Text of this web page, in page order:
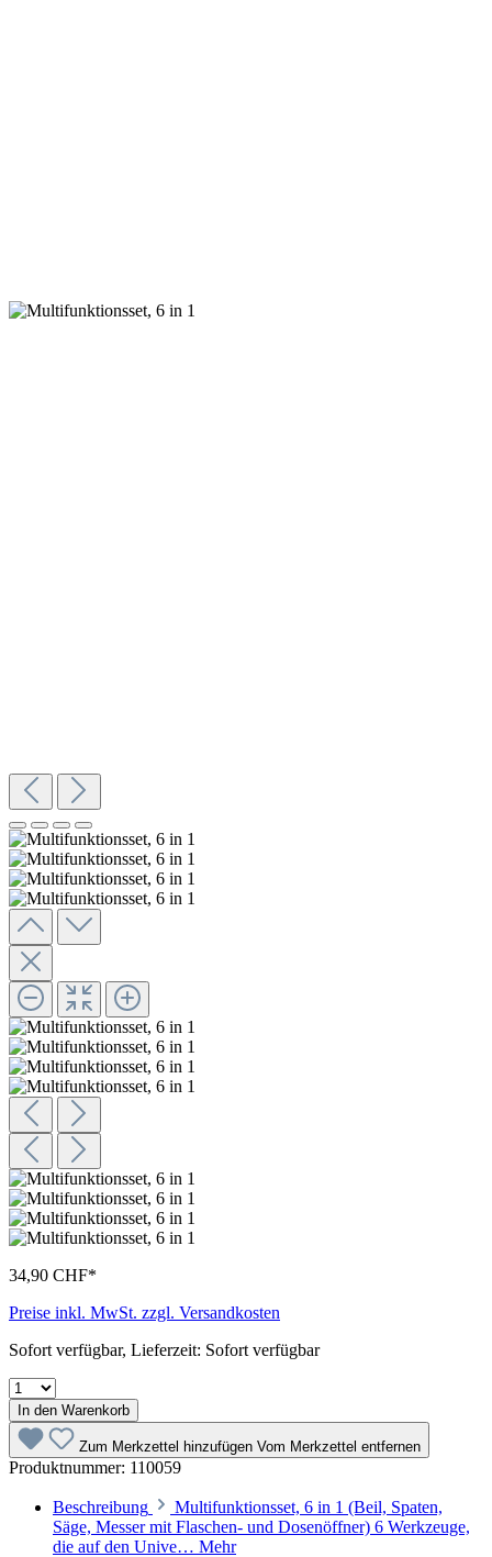
34,90 CHF*
Preise inkl. MwSt. zzgl. Versandkosten
Sofort verfügbar, Lieferzeit: Sofort verfügbar
In den Warenkorb
Zum Merkzettel hinzufügen Vom Merkzettel entfernen
Produktnummer: 110059
Beschreibung
Multifunktionsset, 6 in 1 (Beil, Spaten,
Säge, Messer mit Flaschen- und Dosenöffner) 6 Werkzeuge,
die auf den Unive… Mehr